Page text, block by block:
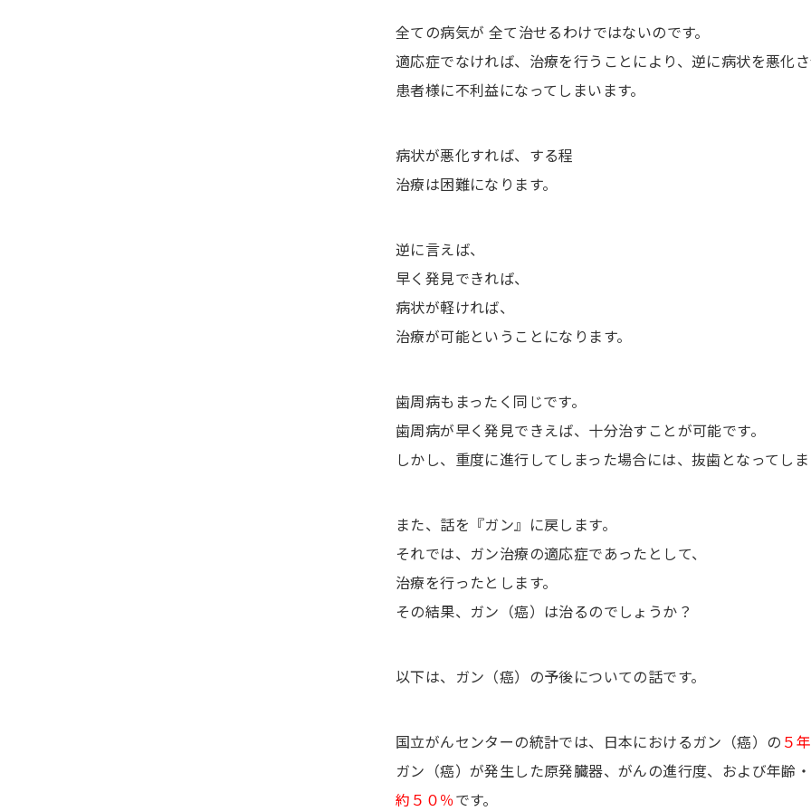
全ての病気が 全て治せるわけではないのです。
適応症でなければ、治療を行うことにより、逆に病状を悪化
患者様に不利益になってしまいます。
病状が悪化すれば、する程
治療は困難になります。
逆に言えば、
早く発見できれば、
病状が軽ければ、
治療が可能ということになります。
歯周病もまったく同じです。
歯周病が早く発見できえば、十分治すことが可能です。
しかし、重度に進行してしまった場合には、抜歯となってし
また、話を『ガン』に戻します。
それでは、ガン治療の適応症であったとして、
治療を行ったとします。
その結果、ガン（癌）は治るのでしょうか？
以下は、ガン（癌）の予後についての話です。
国立がんセンターの統計では、日本におけるガン（癌）の ５
ガン（癌）が発生した原発臓器、がんの進行度、および年齢
約５０％です。